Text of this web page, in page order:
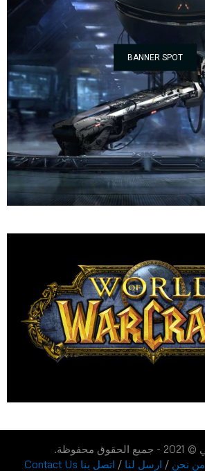
BANNER SPOT
من نحن / ارسل لنا / اتصل بنا Contact Us